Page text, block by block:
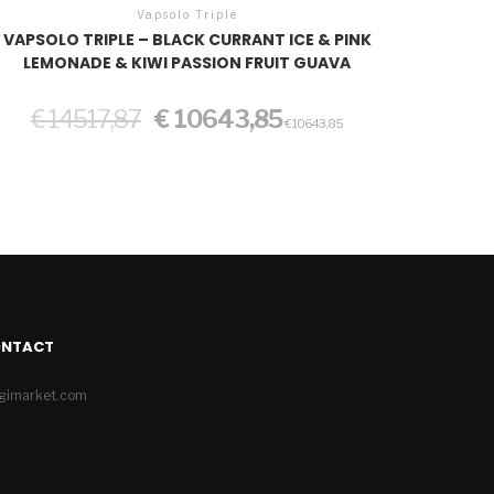
Vapsolo Triple
VAPSOLO TRIPLE – BLACK CURRANT ICE & PINK
LEMONADE & KIWI PASSION FRUIT GUAVA
€14517,87 Original
price
€10643,85Current
price
€10643,85